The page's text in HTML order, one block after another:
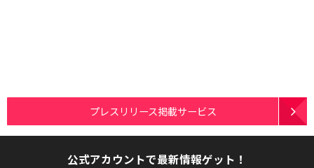
プレスリリース掲載サービス
公式アカウントで最新情報ゲット！